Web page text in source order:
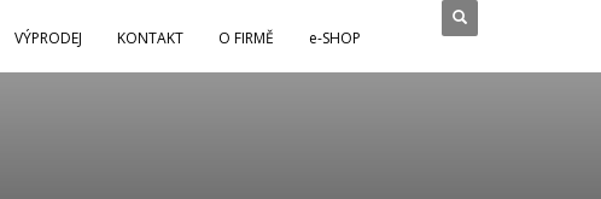
VÝPRODEJ KONTAKT O FIRMĚ e-SHOP